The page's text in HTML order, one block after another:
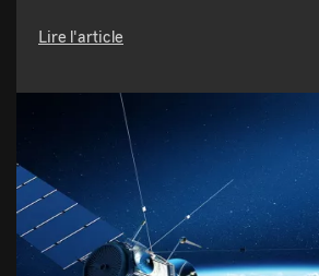
Lire l'article